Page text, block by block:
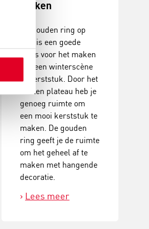
maken
De gouden ring op
voet is een goede
basis voor het maken
van een winterscène
of kerststuk. Door het
houten plateau heb je
genoeg ruimte om
een mooi kerststuk te
maken. De gouden
ring geeft je de ruimte
om het geheel af te
maken met hangende
decoratie.
Lees meer